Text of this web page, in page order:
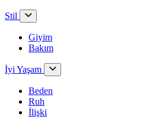
Stil
Giyim
Bakım
İyi Yaşam
Beden
Ruh
İlişki